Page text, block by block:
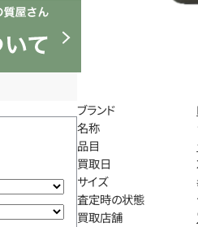
ブランド
名称
品目
買取日
サイズ
査定時の状態
買取店舗